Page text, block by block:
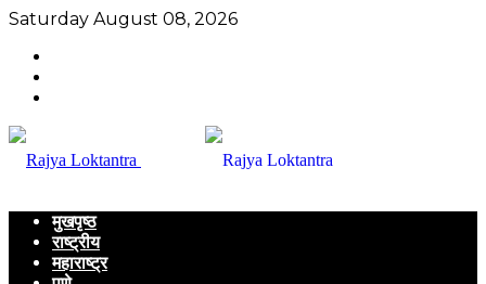
Saturday August 08, 2026
मुखपृष्ठ
राष्ट्रीय
महाराष्ट्र